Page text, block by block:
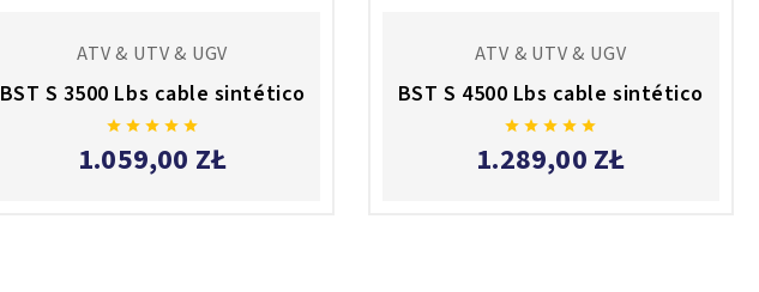
ATV & UTV & UGV
BST S 3500 Lbs cable sintético
    
1.059,00 ZŁ
ATV & UTV & UGV
BST S 4500 Lbs cable sintético
    
1.289,00 ZŁ